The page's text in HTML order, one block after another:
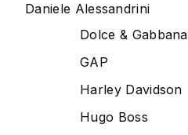
Daniele Alessandrini
Dolce & Gabbana
GAP
Harley Davidson
Hugo Boss